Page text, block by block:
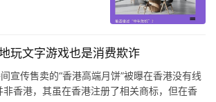
宣传视频里更出现“澳门老师傅制作”“在澳门要。
玩文字游戏也是消费欺诈
宣传售卖的“香港高端月饼”被曝在香港没有线
香港，其虽在香港注册了相关商标，但在香